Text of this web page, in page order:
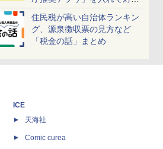
しよう！
住民税が高い自治体ランキン
グ、源泉徴収票の見方など
「税金の話」まとめ
ICE
天海社
Comic curea